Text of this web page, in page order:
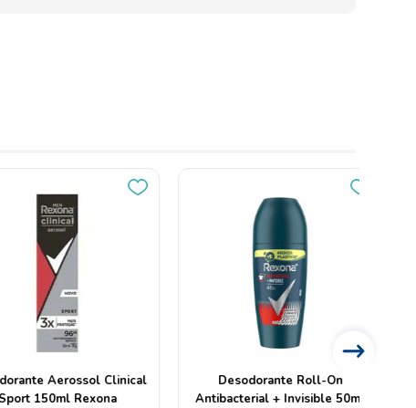
Antisseptico
Pes Jato Seco
Desodorante Aerossol
Sensitive Pure Nivea 150ml